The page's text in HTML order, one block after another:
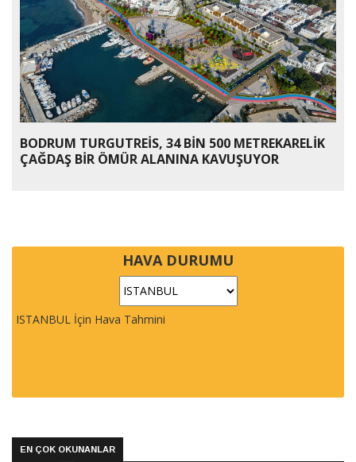
BODRUM TURGUTREİS, 34 BİN 500 METREKARELİK
ÇAĞDAŞ BİR ÖMÜR ALANINA KAVUŞUYOR
HAVA DURUMU
ISTANBUL İçin Hava Tahmini
EN ÇOK OKUNANLAR